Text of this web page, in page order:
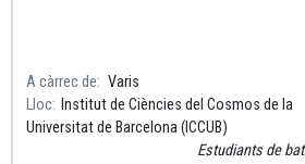
A càrrec de
Varis
Lloc
Institut de Ciències del Cosmos de la
Universitat de Barcelona (ICCUB)
Estudiants de